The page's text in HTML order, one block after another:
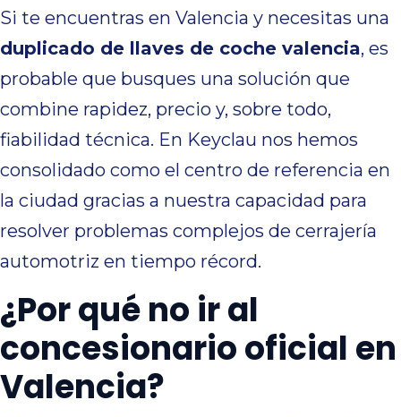
Si te encuentras en Valencia y necesitas una
duplicado de llaves de coche valencia, es
probable que busques una solución que
combine rapidez, precio y, sobre todo,
fiabilidad técnica. En Keyclau nos hemos
consolidado como el centro de referencia en
la ciudad gracias a nuestra capacidad para
resolver problemas complejos de cerrajería
automotriz en tiempo récord.
¿Por qué no ir al
concesionario oficial en
Valencia?